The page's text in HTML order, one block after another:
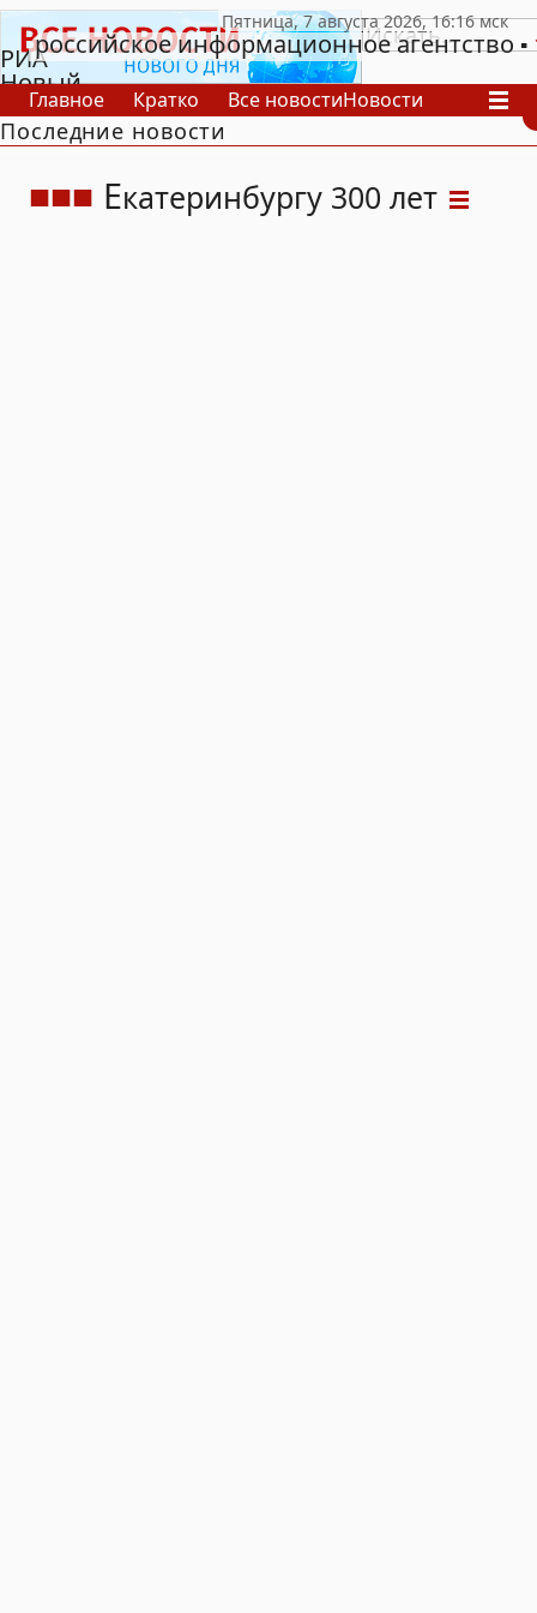
РИА
Новый
День
российское информационное агентство
Главное Кратко Все новостиНовости
В России
В мире
Последние новости
Екатеринбургу 300 лет